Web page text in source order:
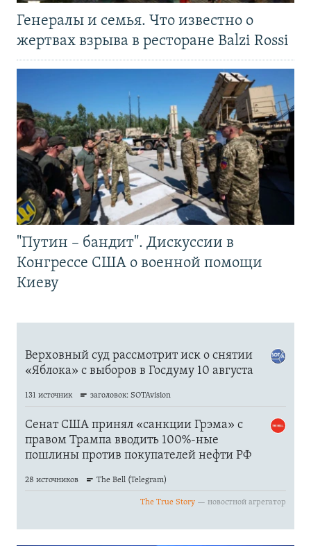
Генералы и семья. Что известно о
жертвах взрыва в ресторане Balzi Rossi
"Путин – бандит". Дискуссии в
Конгрессе США о военной помощи
Киеву